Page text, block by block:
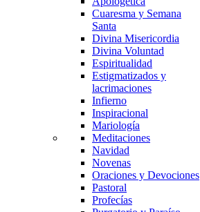
Cuaresma y Semana
Santa
Divina Misericordia
Divina Voluntad
Espiritualidad
Estigmatizados y
lacrimaciones
Infierno
Inspiracional
Mariología
Meditaciones
Navidad
Novenas
Oraciones y Devociones
Pastoral
Profecías